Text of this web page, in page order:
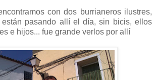
con dos burrianeros ilustres,
pasando allí el día, sin bicis, ellos
e hijos... fue grande verlos por allí